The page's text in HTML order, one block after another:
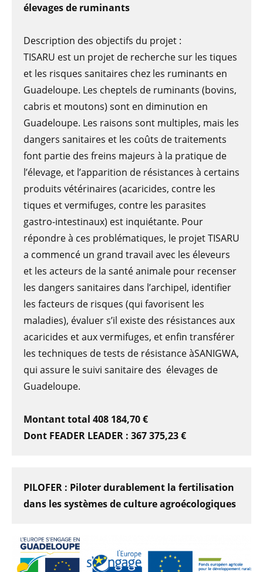
élevages de ruminants
Description des objectifs du projet :
TISARU est un projet de recherche sur les tiques
et les risques sanitaires chez les ruminants en
Guadeloupe. Les cheptels de ruminants (bovins,
cabris et moutons) sont en diminution en
Guadeloupe. Les raisons sont multiples, mais les
dangers sanitaires et les coûts de traitements
font partie des freins majeurs à la pratique de
l’élevage, et l’apparition de résistances à certains
produits vétérinaires (acaricides, contre les
tiques et vermifuges, contre les parasites
gastro-intestinaux) est inquiétante. Pour
répondre à ces problématiques, le projet TISARU
a commencé un grand travail avec les éleveurs
et les acteurs de la santé animale pour recenser
les dangers sanitaires dans l’archipel, identifier
les facteurs de risques (qui favorisent les
maladies), évaluer s’il existe des résistances aux
acaricides et aux vermifuges, et enfin transférer
les techniques de tests de résistance àSANIGWA,
qui assure le suivi sanitaire des élevages de
Guadeloupe.
Montant total 408 184,70 €
Dont FEADER LEADER : 367 375,23 €
PILOFER : Piloter durablement la fertilisation
dans les systèmes de culture agroécologiques